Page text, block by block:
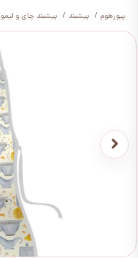
پیورهوم پیشبند پیشبند چای و لیمو